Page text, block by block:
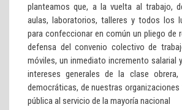
planteamos que, a la vuelta al trabajo,
aulas, laboratorios, talleres y todos los
para confeccionar en común un pliego de
defensa del convenio colectivo de
móviles, un inmediato incremento salarial
intereses generales de la clase
democráticas, de nuestras organizaciones
pública al servicio de la mayoría nacional